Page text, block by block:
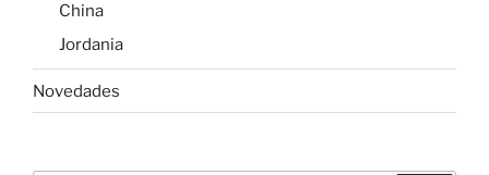
China
Jordania
Novedades